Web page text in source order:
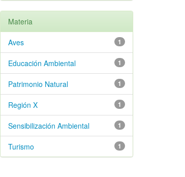
Materia
1
Aves
1
Educación Ambiental
1
Patrimonio Natural
1
Región X
1
Sensibilización Ambiental
1
Turismo